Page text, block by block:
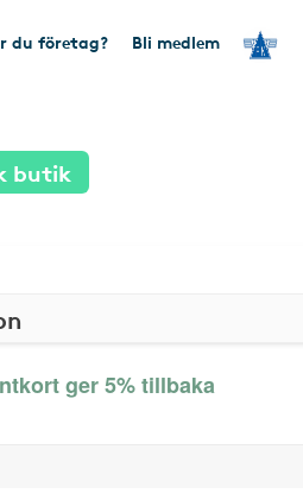
du företag? Bli medlem
butik
ger 5% tillbaka